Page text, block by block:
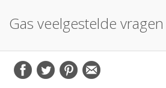
Gas veelgestelde vragen